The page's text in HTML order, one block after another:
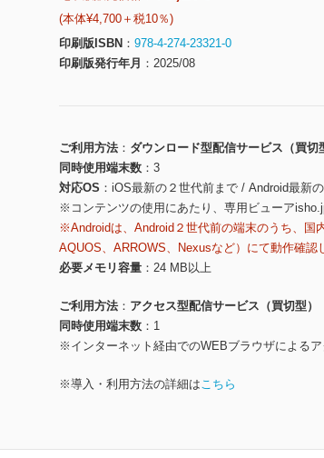
(本体¥4,700＋税10％)
印刷版ISBN
978-4-274-23321-0
印刷版発行年月
2025/08
ご利用方法
ダウンロード型配信サービス（買切
同時使用端末数
3
対応OS
iOS最新の２世代前まで / Android最新
※コンテンツの使用にあたり、専用ビューア
※Androidは、Android２世代前の端末のうち、国
AQUOS、ARROWS、Nexusなど）にて動作確認
必要メモリ容量
24 MB以上
ご利用方法
アクセス型配信サービス（買切型）
同時使用端末数
1
※インターネット経由でのWEBブラウザによる
※導入・利用方法の詳細はこちら